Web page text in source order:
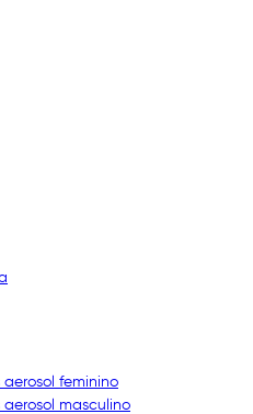
aerosol feminino
aerosol masculino